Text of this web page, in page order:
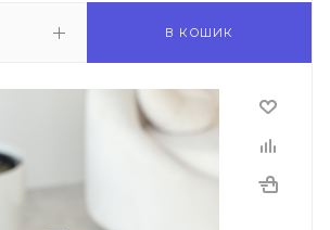
В КОШИК